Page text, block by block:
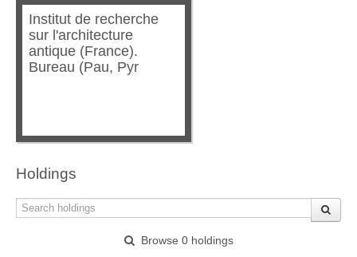
Institut de recherche
sur l'architecture
antique (France).
Bureau (Pau, Pyr
Holdings
Browse 0 holdings